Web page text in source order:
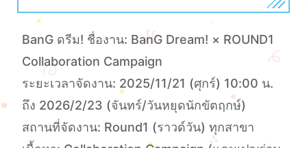
BanG ดรีม! ชื่องาน: BanG Dream! × ROUND1
Collaboration Campaign
ระยะเวลาจัดงาน: 2025/11/21 (ศุกร์) 10:00 น.
ถึง 2026/2/23 (จันทร์/วันหยุดนักขัตฤกษ์)
สถานที่จัดงาน: Round1 (ราวด์วัน) ทุกสาขา